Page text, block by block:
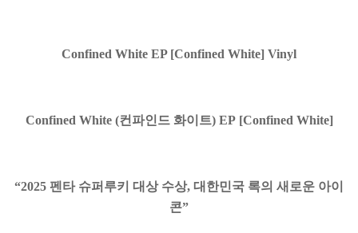
Confined White EP [Confined White] Vinyl
Confined White (컨파인드 화이트) EP [Confined White]
“2025 펜타 슈퍼루키 대상 수상, 대한민국 록의 새로운 아이
콘”